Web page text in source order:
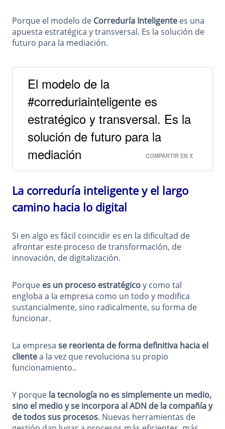
Porque el modelo de Correduría Inteligente es una
apuesta estratégica y transversal. Es la solución de
futuro para la mediación.
El modelo de la
#correduriainteligente es
estratégico y transversal. Es la
solución de futuro para la
mediación
COMPARTIR EN X
La correduría inteligente y el largo
camino hacia lo digital
Si en algo es fácil coincidir es en la dificultad de
afrontar este proceso de transformación, de
innovación, de digitalización.
Porque es un proceso estratégicoy como tal
engloba a la empresa como un todo y modifica
sustancialmente, sino radicalmente, su forma de
funcionar.
La empresa se reorienta de forma definitiva hacia el
clientea la vez que revoluciona su propio
funcionamiento..
Y porque la tecnología no es simplemente un medio,
sino el medio y se incorpora al ADN de la compañía y
de todos sus procesos. Nuevas herramientas de